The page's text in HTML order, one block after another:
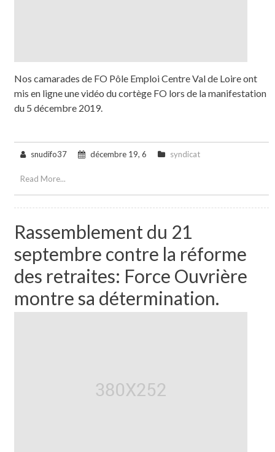
Nos camarades de FO Pôle Emploi Centre Val de Loire ont
mis en ligne une vidéo du cortège FO lors de la manifestation
du 5 décembre 2019.
snudifo37 décembre 19, 6 syndicat
Read More...
Rassemblement du 21
septembre contre la réforme
des retraites: Force Ouvrière
montre sa détermination.